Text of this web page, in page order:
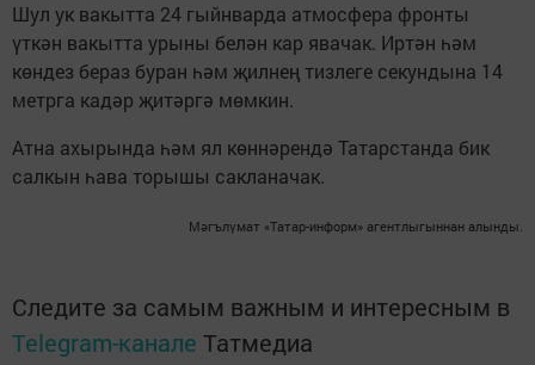
Шул ук вакытта 24 гыйнварда атмосфера фронты
үткән вакытта урыны белән кар явачак. Иртән һәм
көндез бераз буран һәм җилнең тизлеге секундына 14
метрга кадәр җитәргә мөмкин.
Атна ахырында һәм ял көннәрендә Татарстанда бик
салкын һава торышы сакланачак.
Мәгълүмат «Татар-информ» агентлыгыннан алынды.
Следите за самым важным и интересным в
Telegram-канале Татмедиа